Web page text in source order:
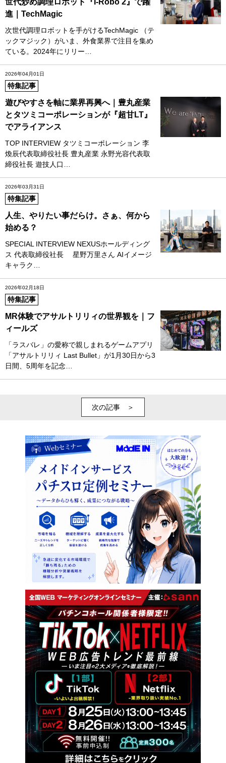
進｜TechMagic
次世代調理ロボットを手がけるTechMagic （テ
ックマジック）がいま、外食業界で注目を集め
ている。2024年にリリー…
2026年04月01日
特集記事
遊びやすさを軸に業界再興へ｜豊丸産業
とタツミコーポレーションが『超甘LT』
でアライアンス
TOP INTERVIEW タツミコーポレーション 李
煥辰代表取締役社長 豊丸産業 永野光容代表取
締役社長 遊技人口…
2026年03月31日
特集記事
人生、やりたい事だらけ。さぁ、何から
始める？
SPECIAL INTERVIEW NEXUSホールディング
ス 代表取締役社長 星野万里さん AIイメージ
キャラク…
2026年02月18日
特集記事
MR体験でアサルトリリィの世界観を｜フ
ィールズ
「ラスバレ」の愛称で親しまれるゲームアプリ
「アサルトリリィ Last Bullet」が1月30日から3
日間、5周年を記念…
次の記事 ＞